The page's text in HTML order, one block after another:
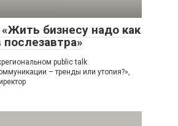
бизнесу надо как
public talk
– тренды или утопия?»,